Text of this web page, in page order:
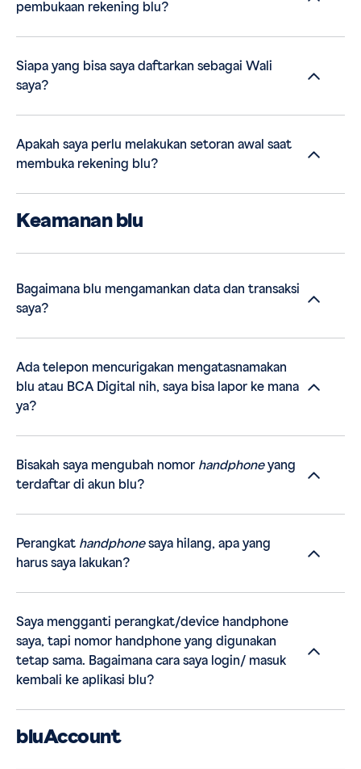
pembukaan rekening blu?
Siapa yang bisa saya daftarkan sebagai Wali
saya?
Apakah saya perlu melakukan setoran awal saat
membuka rekening blu?
Keamanan blu
Bagaimana blu mengamankan data dan transaksi
saya?
Ada telepon mencurigakan mengatasnamakan
blu atau BCA Digital nih, saya bisa lapor ke mana
ya?
Bisakah saya mengubah nomor handphoneyang
terdaftar di akun blu?
Perangkat handphonesaya hilang, apa yang
harus saya lakukan?
Saya mengganti perangkat/device handphone
saya, tapi nomor handphone yang digunakan
tetap sama. Bagaimana cara saya login/ masuk
kembali ke aplikasi blu?
bluAccount